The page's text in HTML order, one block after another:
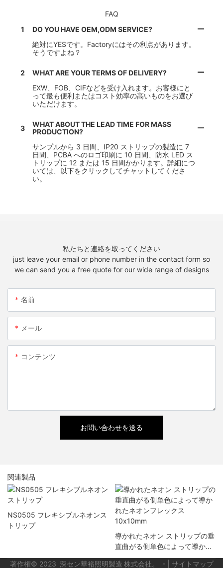
FAQ
1
DO YOU HAVE OEM,ODM SERVICE?
絶対にYESです。Factoryにはその利点があります。
そうですよね？
2
WHAT ARE YOUR TERMS OF DELIVERY?
EXW、FOB、CIFなどを受け入れます。お客様にと
って最も便利またはコスト効率の高いものをお選び
いただけます。
3
WHAT ABOUT THE LEAD TIME FOR MASS
PRODUCTION?
サンプルから 3 日間、IP20 ストリップの製造に 7
日間、PCBA へのロゴ印刷に 10 日間、防水 LED ス
トリップに 12 または 15 日間かかります。詳細につ
いては、以下をクリックしてチャットしてくださ
い。
私たちと連絡を取ってください
just leave your email or phone number in the contact form so
we can send you a free quote for our wide range of designs
名前
メール
コンテンツ
お問い合わせを送る
関連製品
NS0505 フレキシブルネオンス
トリップ
導かれたネオン ストリップの垂
直曲がる側単色によって導かれ
たネオンフレックス 10x10mm
著作権© 2023 深セン華裕照明製造 株式会社。 - サイトマップ